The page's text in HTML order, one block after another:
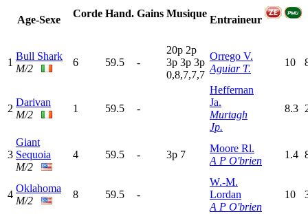
Age-Sexe
Corde Hand. Gains Musique
Entraineur
1
Bull Shark
M/2
6 59.5 -
20p 2p
3p 3p 3p
0,8,7,7,7
Orrego V.
Aguiar T.
10
2
Darivan
M/2
1 59.5 -
Heffernan
Ja.
Murtagh
Jp.
8.3
3
Giant
Sequoia
M/2
4 59.5 - 3p 7
Moore Rl.
A P O'brien
1.4
4
Oklahoma
M/2
8 59.5 -
W.-M.
Lordan
A P O'brien
10